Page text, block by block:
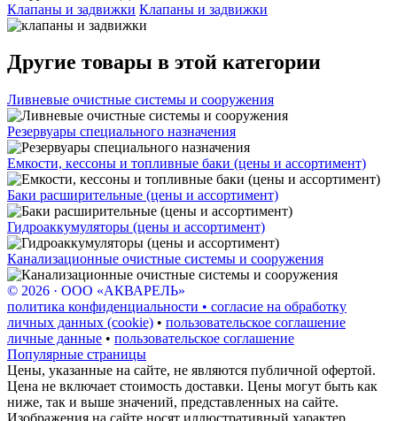
Клапаны и задвижки Клапаны и задвижки
Другие товары в этой категории
Ливневые очистные системы и сооружения
Резервуары специального назначения
Емкости, кессоны и топливные баки (цены и ассортимент)
Баки расширительные (цены и ассортимент)
Гидроаккумуляторы (цены и ассортимент)
Канализационные очистные системы и сооружения
© 2026 · ООО «АКВАРЕЛЬ»
политика конфиденциальности • согласие на обработку
личных данных (cookie) • пользовательское соглашение
личные данные • пользовательское соглашение
Популярные страницы
Цены, указанные на сайте, не являются публичной офертой.
Цена не включает стоимость доставки. Цены могут быть как
ниже, так и выше значений, представленных на сайте.